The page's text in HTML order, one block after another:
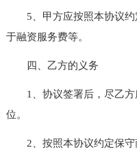
5、甲方应按照本协议约
于融资服务费等。
四、乙方的义务
1、协议签署后，尽乙方
位。
2、按照本协议约定保守